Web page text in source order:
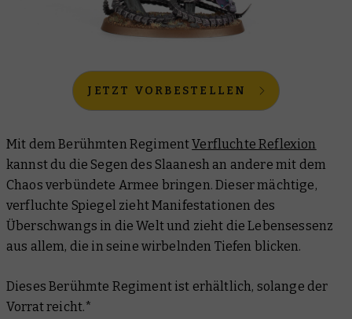
JETZT VORBESTELLEN
Mit dem Berühmten RegimentVerfluchte Reflexion
kannst du die Segen des Slaanesh an andere mit dem
Chaos verbündete Armee bringen. Dieser mächtige,
verfluchte Spiegel zieht Manifestationen des
Überschwangs in die Welt und zieht die Lebensessenz
aus allem, die in seine wirbelnden Tiefen blicken.
Dieses Berühmte Regiment ist erhältlich, solange der
Vorrat reicht.*